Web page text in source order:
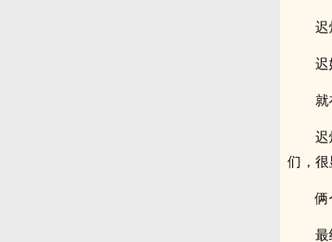
迟
迟
就
迟
们，很
俩
最